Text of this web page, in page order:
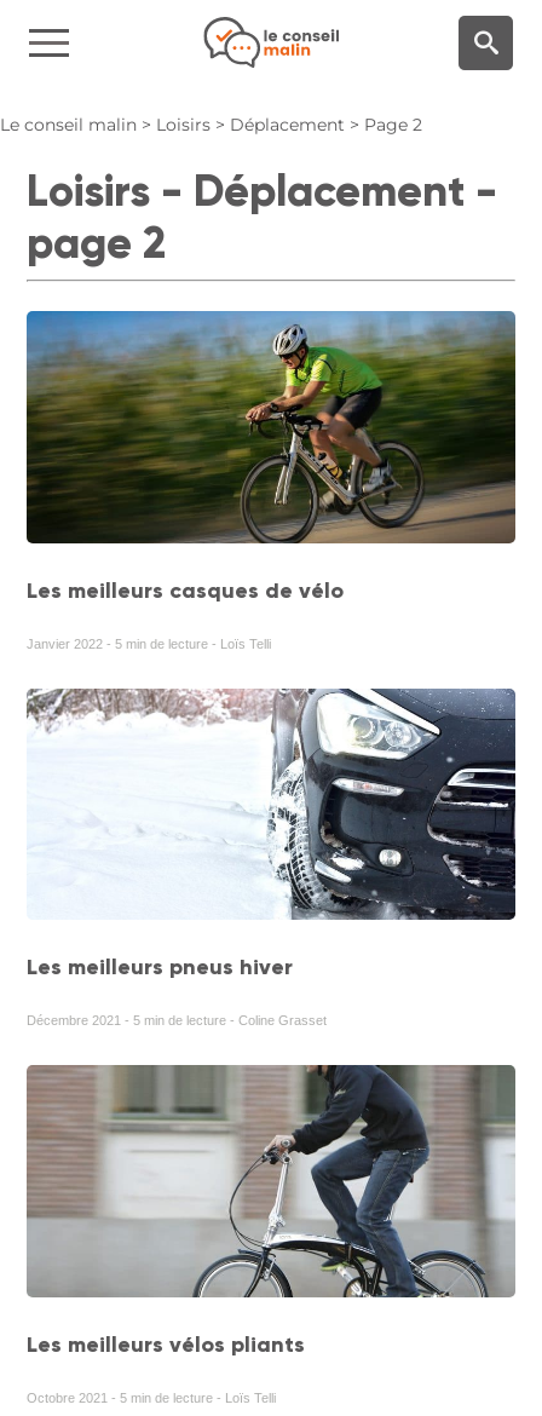
Le conseil malin > Loisirs > Déplacement > Page 2
Loisirs - Déplacement -
page 2
Les meilleurs casques de vélo
Janvier 2022 - 5 min de lecture - Loïs Telli
Les meilleurs pneus hiver
Décembre 2021 - 5 min de lecture - Coline Grasset
Les meilleurs vélos pliants
Octobre 2021 - 5 min de lecture - Loïs Telli